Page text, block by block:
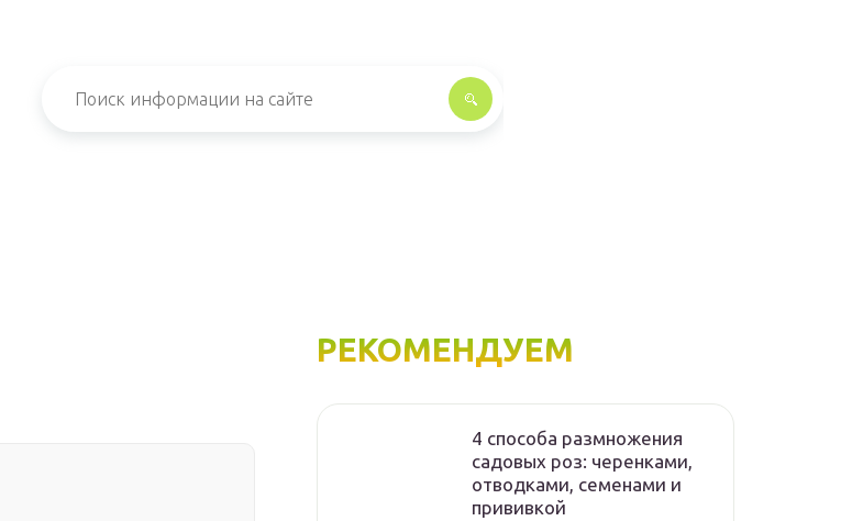
РЕКОМЕНДУЕМ
4 способа размножения
садовых роз: черенками,
отводками, семенами и
прививкой